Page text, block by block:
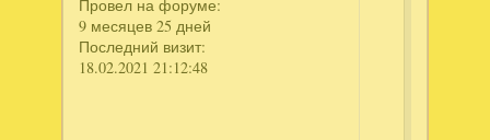
Провел на форуме:
9 месяцев 25 дней
Последний визит:
18.02.2021 21:12:48